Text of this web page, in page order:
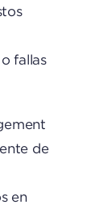
fallas
de
en